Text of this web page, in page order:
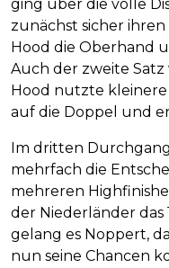
ging über die volle
zunächst sicher
Hood die Oberhand
Auch der zweite
Hood nutzte
auf die Doppel und
Im dritten
mehrfach die
mehreren
der Niederländer das
gelang es Noppert,
nun seine Chancen